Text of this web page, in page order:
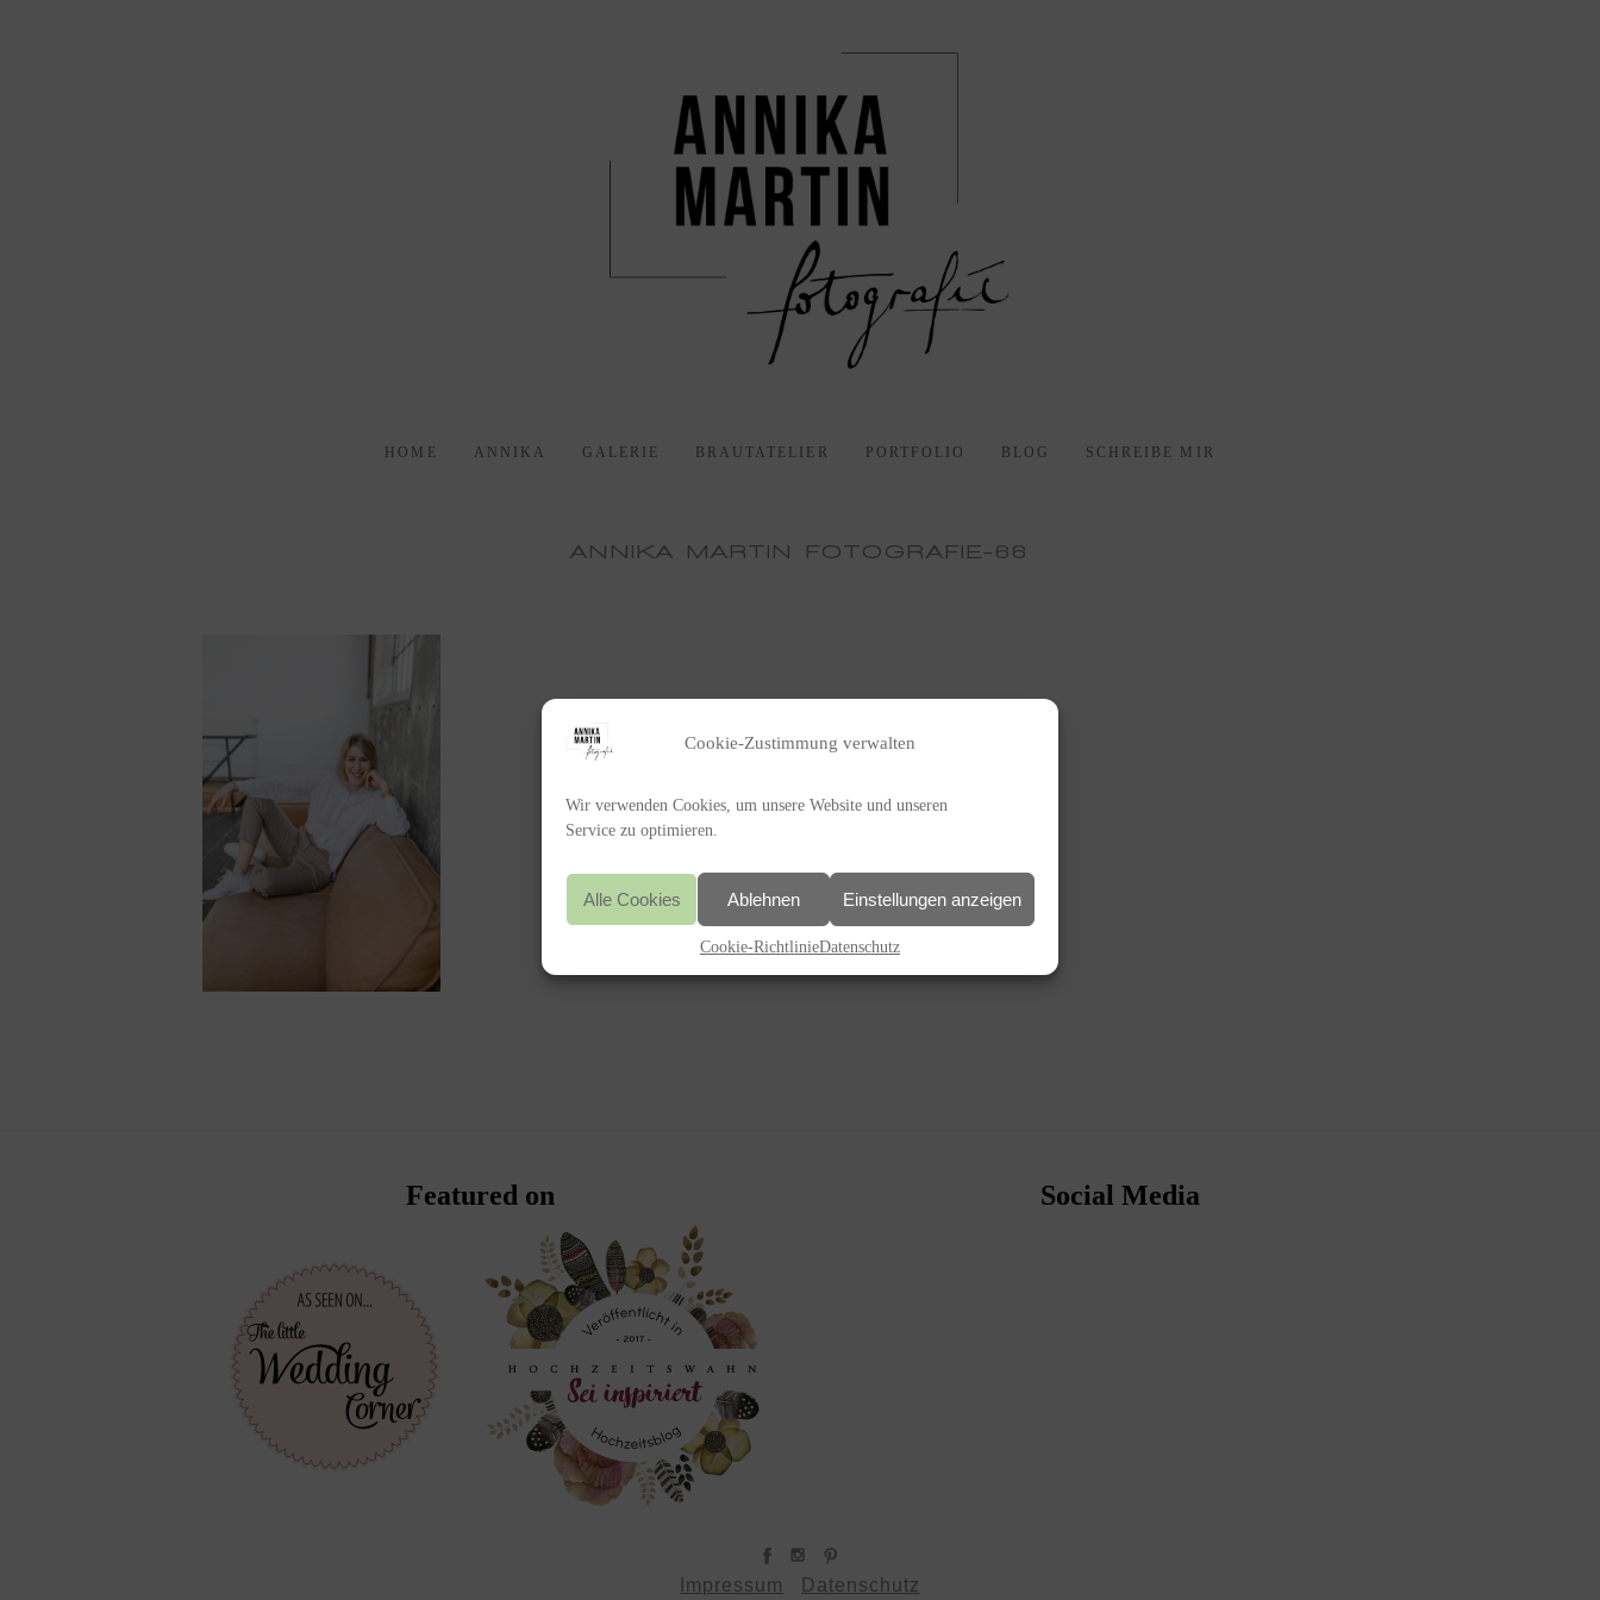
Cookie-Zustimmung verwalten
Wir verwenden Cookies, um unsere Website und unseren
Service zu optimieren.
Alle Cookies Ablehnen Einstellungen anzeigen
Cookie-RichtlinieDatenschutz
HOME ANNIKA GALERIE BRAUTATELIER PORTFOLIO BLOG SCHREIBE MIR
ANNIKA MARTIN FOTOGRAFIE-66
Featured on Social Media
Impressum Datenschutz